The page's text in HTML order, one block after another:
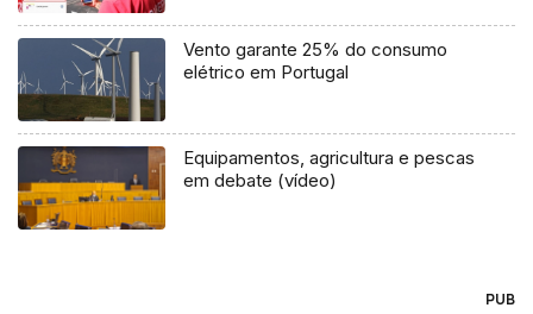
Vento garante 25% do consumo
elétrico em Portugal
Equipamentos, agricultura e pescas
em debate (vídeo)
PUB